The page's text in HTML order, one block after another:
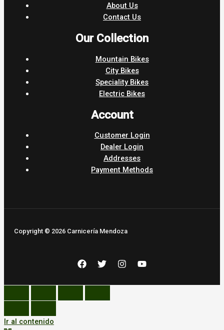
About Us
Contact Us
Our Collection
Mountain Bikes
City Bikes
Speciality Bikes
Electric Bikes
Account
Customer Login
Dealer Login
Addresses
Payment Methods
Copyright © 2026 Carnicería Mendoza
Ir al contenido